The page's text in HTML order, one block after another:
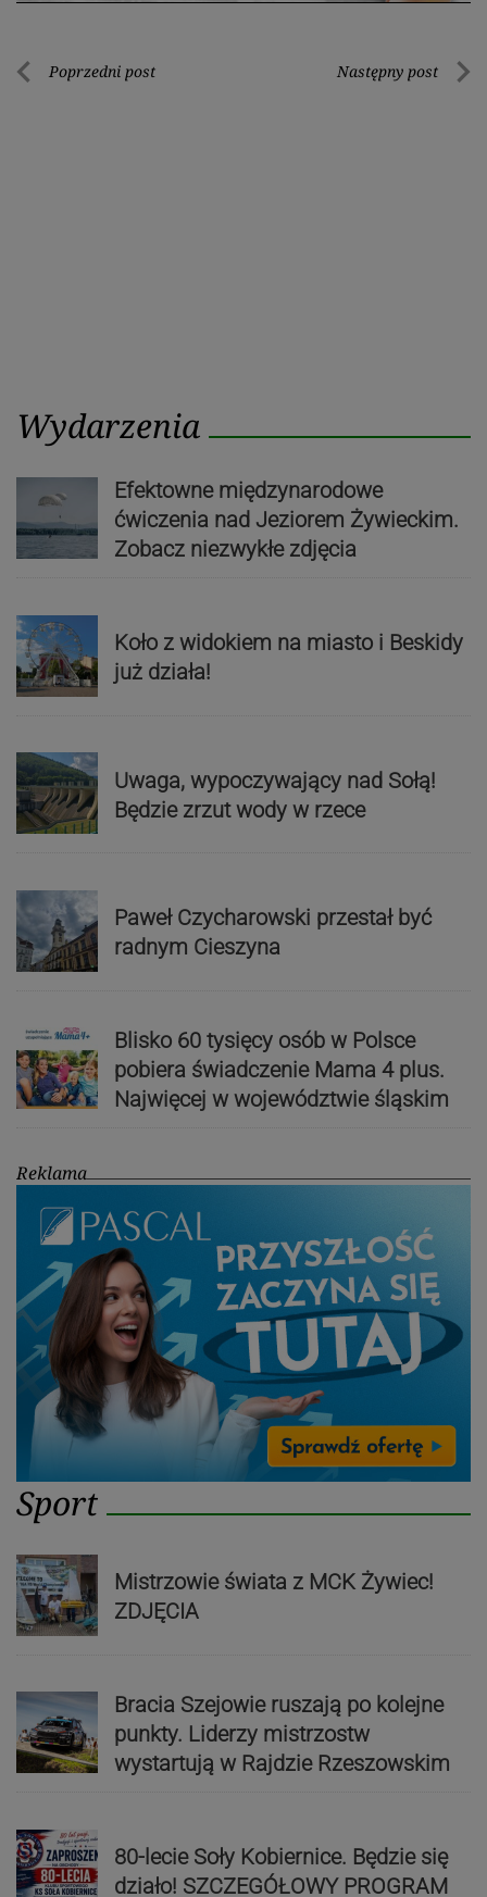
Nawigacja
Poprzedni post Następny post
Wydarzenia
Efektowne międzynarodowe
ćwiczenia nad Jeziorem Żywieckim.
Zobacz niezwykłe zdjęcia
Koło z widokiem na miasto i Beskidy
już działa!
Uwaga, wypoczywający nad Sołą!
Będzie zrzut wody w rzece
Paweł Czycharowski przestał być
radnym Cieszyna
Blisko 60 tysięcy osób w Polsce
pobiera świadczenie Mama 4 plus.
Najwięcej w województwie śląskim
Reklama
Sport
Mistrzowie świata z MCK Żywiec!
ZDJĘCIA
Bracia Szejowie ruszają po kolejne
punkty. Liderzy mistrzostw
wystartują w Rajdzie Rzeszowskim
80-lecie Soły Kobiernice. Będzie się
działo! SZCZEGÓŁOWY PROGRAM